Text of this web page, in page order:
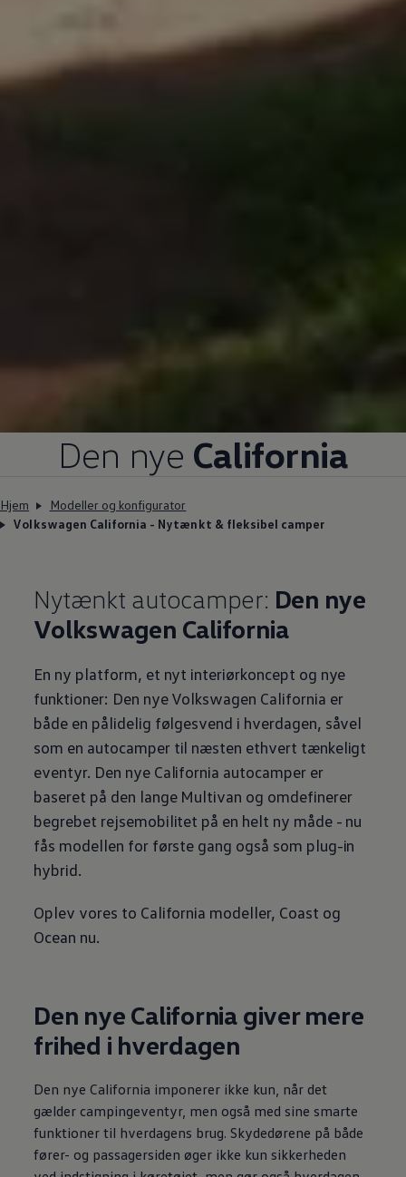
Den nye California
Hjem
Modeller og konfigurator
Volkswagen California - Nytænkt & fleksibel camper
Nytænkt autocamper: Den nye
Volkswagen California
En ny platform, et nyt interiørkoncept og nye
funktioner: Den nye Volkswagen California er
både en pålidelig følgesvend i hverdagen, såvel
som en autocamper til næsten ethvert tænkeligt
eventyr. Den nye California autocamper er
baseret på den lange Multivan og omdefinerer
begrebet rejsemobilitet på en helt ny måde - nu
fås modellen for første gang også som plug-in
hybrid.
Oplev vores to California modeller, Coast og
Ocean nu.
Den nye California giver mere
frihed i hverdagen
Den nye California imponerer ikke kun, når det
gælder campingeventyr, men også med sine smarte
funktioner til hverdagens brug. Skydedørene på både
fører- og passagersiden øger ikke kun sikkerheden